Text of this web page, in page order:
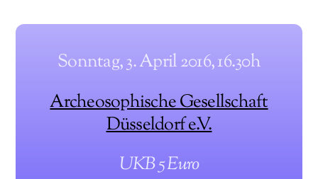
Sonntag, 3. April 2016, 16.30h
Archeosophische Gesellschaft
Düsseldorf e.V.
UKB 5 Euro